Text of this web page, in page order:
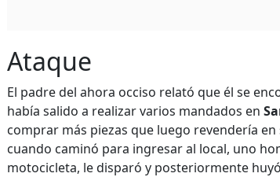
Ataque
El padre del ahora occiso relató que él se
había salido a realizar varios mandados en
comprar más piezas que luego revendería
cuando caminó para ingresar al local, uno
motocicleta, le disparó y posteriormente